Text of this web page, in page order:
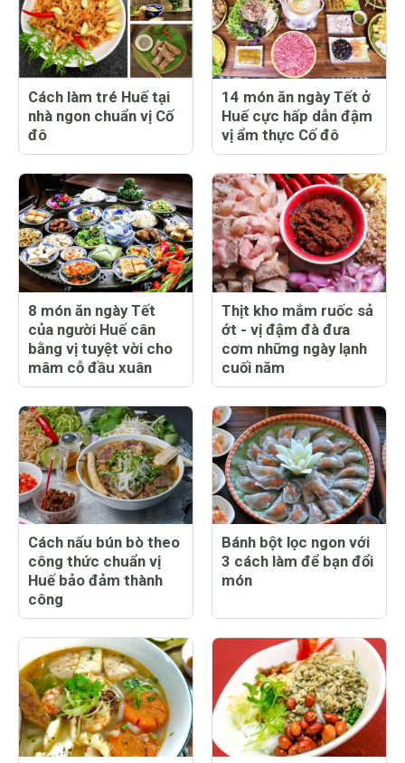
Cách làm tré Huế tại
nhà ngon chuẩn vị Cố
đô
14 món ăn ngày Tết ở
Huế cực hấp dẫn đậm
vị ẩm thực Cố đô
8 món ăn ngày Tết
của người Huế cân
bằng vị tuyệt vời cho
mâm cỗ đầu xuân
Thịt kho mắm ruốc sả
ớt - vị đậm đà đưa
cơm những ngày lạnh
cuối năm
Cách nấu bún bò theo
công thức chuẩn vị
Huế bảo đảm thành
công
Bánh bột lọc ngon với
3 cách làm để bạn đổi
món